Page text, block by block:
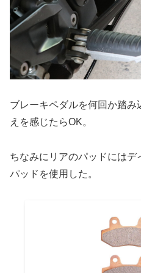
ブレーキペダルを何回か踏
えを感じたらOK。
ちなみにリアのパッドには
パッドを使用した。